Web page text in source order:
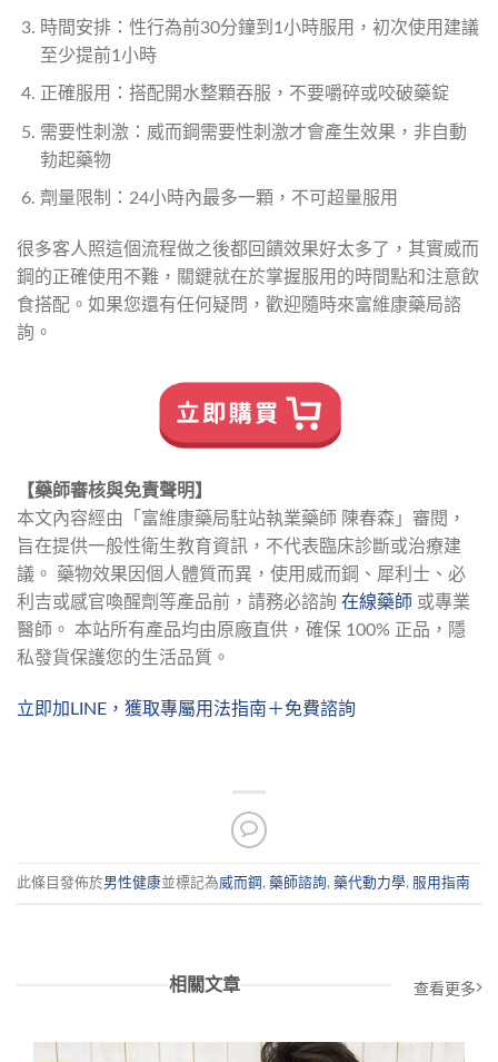
時間安排：性行為前30分鐘到1小時服用，初次使用建議
至少提前1小時
正確服用：搭配開水整顆吞服，不要嚼碎或咬破藥錠
需要性刺激：威而鋼需要性刺激才會產生效果，非自動
勃起藥物
劑量限制：24小時內最多一顆，不可超量服用
很多客人照這個流程做之後都回饋效果好太多了，其實威而
鋼的正確使用不難，關鍵就在於掌握服用的時間點和注意飲
食搭配。如果您還有任何疑問，歡迎隨時來富維康藥局諮
詢。
【藥師審核與免責聲明】
本文內容經由「富維康藥局駐站執業藥師 陳春森」審閱，
旨在提供一般性衛生教育資訊，不代表臨床診斷或治療建
議。 藥物效果因個人體質而異，使用威而鋼、犀利士、必
利吉或感官喚醒劑等產品前，請務必諮詢 在線藥師 或專業
醫師。 本站所有產品均由原廠直供，確保 100% 正品，隱
私發貨保護您的生活品質。
立即加LINE，獲取專屬用法指南＋免費諮詢
此條目發佈於男性健康並標記為威而鋼 , 藥師諮詢, 藥代動力學, 服用指南
相關文章 查看更多